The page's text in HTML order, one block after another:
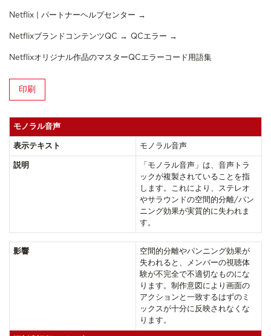
Netflix | パートナーヘルプセンター
NetflixブランドコンテンツQC QCエラー
Netflixオリジナル作品のマスターQCエラーコード用語集
印刷
モノラル音声
表示テキスト モノラル音声
説明
「モノラル音声」は、音声トラ
ックが複製されていることを指
します。これにより、ステレオ
やサラウンドの空間的分離/パン
ニング効果が実質的に失われま
す。
影響
空間的分離やパンニング効果が
失われると、メンバーの視聴体
験が不完全で不適切なものにな
ります。制作意図により画面の
アクションと一致するはずのミ
ックスが十分に反映されなくな
ります。